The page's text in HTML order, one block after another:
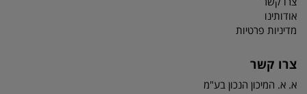
אודותינו
מדיניות פרטיות
צרו קשר
א. א. המיכון הנכון בע"מ